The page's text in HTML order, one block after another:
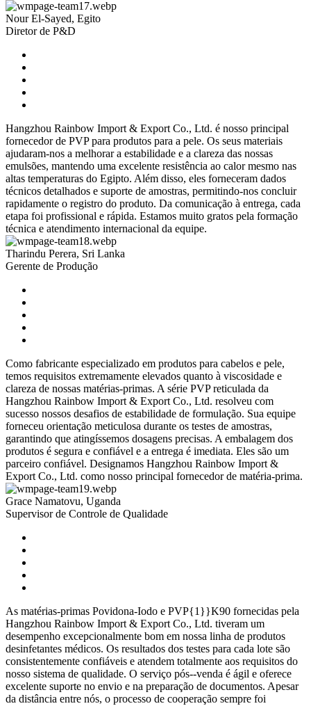
Nour El-Sayed, Egito
Diretor de P&D
Hangzhou Rainbow Import & Export Co., Ltd. é nosso principal
fornecedor de PVP para produtos para a pele. Os seus materiais
ajudaram-nos a melhorar a estabilidade e a clareza das nossas
emulsões, mantendo uma excelente resistência ao calor mesmo nas
altas temperaturas do Egipto. Além disso, eles forneceram dados
técnicos detalhados e suporte de amostras, permitindo-nos concluir
rapidamente o registro do produto. Da comunicação à entrega, cada
etapa foi profissional e rápida. Estamos muito gratos pela formação
técnica e atendimento internacional da equipe.
Tharindu Perera, Sri Lanka
Gerente de Produção
Como fabricante especializado em produtos para cabelos e pele,
temos requisitos extremamente elevados quanto à viscosidade e
clareza de nossas matérias-primas. A série PVP reticulada da
Hangzhou Rainbow Import & Export Co., Ltd. resolveu com
sucesso nossos desafios de estabilidade de formulação. Sua equipe
forneceu orientação meticulosa durante os testes de amostras,
garantindo que atingíssemos dosagens precisas. A embalagem dos
produtos é segura e confiável e a entrega é imediata. Eles são um
parceiro confiável. Designamos Hangzhou Rainbow Import &
Export Co., Ltd. como nosso principal fornecedor de matéria-prima.
Grace Namatovu, Uganda
Supervisor de Controle de Qualidade
As matérias-primas Povidona-Iodo e PVP{1}}K90 fornecidas pela
Hangzhou Rainbow Import & Export Co., Ltd. tiveram um
desempenho excepcionalmente bom em nossa linha de produtos
desinfetantes médicos. Os resultados dos testes para cada lote são
consistentemente confiáveis ​​e atendem totalmente aos requisitos do
nosso sistema de qualidade. O serviço pós--venda é ágil e oferece
excelente suporte no envio e na preparação de documentos. Apesar
da distância entre nós, o processo de cooperação sempre foi